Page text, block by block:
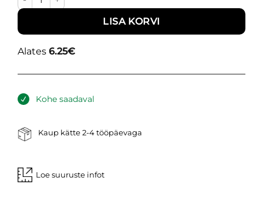
LISA KORVI
Alates 6.25€
Kohe saadaval
Kaup kätte 2-4 tööpäevaga
Loe suuruste infot